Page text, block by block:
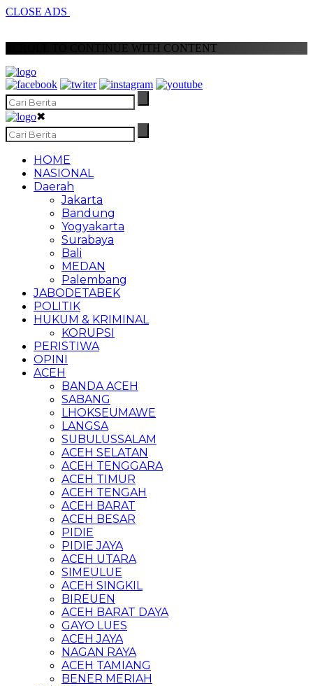
CLOSE ADS
SCROLL TO CONTINUE WITH CONTENT
✖
HOME
NASIONAL
Daerah
Jakarta
Bandung
Yogyakarta
Surabaya
Bali
MEDAN
Palembang
JABODETABEK
POLITIK
HUKUM & KRIMINAL
KORUPSI
PERISTIWA
OPINI
ACEH
BANDA ACEH
SABANG
LHOKSEUMAWE
LANGSA
SUBULUSSALAM
ACEH SELATAN
ACEH TENGGARA
ACEH TIMUR
ACEH TENGAH
ACEH BARAT
ACEH BESAR
PIDIE
PIDIE JAYA
ACEH UTARA
SIMEULUE
ACEH SINGKIL
BIREUEN
ACEH BARAT DAYA
GAYO LUES
ACEH JAYA
NAGAN RAYA
ACEH TAMIANG
BENER MERIAH